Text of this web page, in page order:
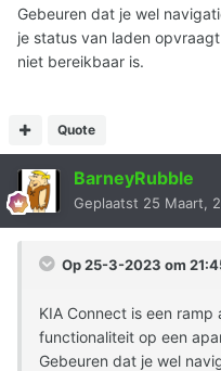
Gebeuren dat je wel
je status van laden
niet bereikbaar is.
Quote
BarneyRubble
Geplaatst 25 Maart,
Op 25-3-2023 om
KIA Connect is een
functionaliteit op een
Gebeuren dat je wel